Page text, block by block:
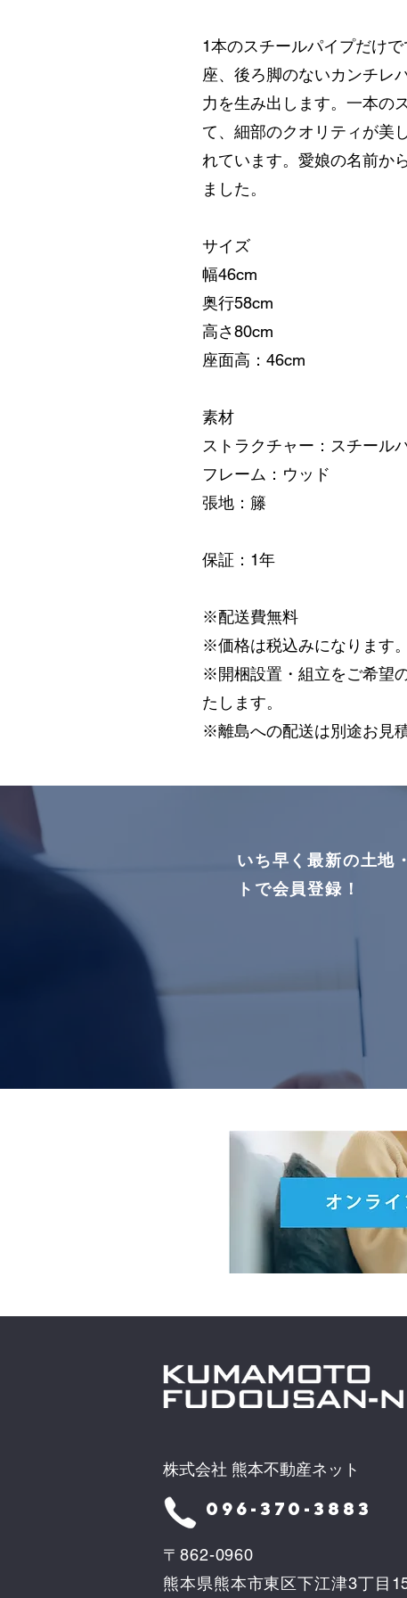
1本のスチールパイプだけ
座、後ろ脚のないカンチレ
力を生み出します。一本の
て、細部のクオリティが美
れています。愛娘の名前か
ました。
サイズ
幅46cm
奥行58cm
高さ80cm
座面高：46cm
素材
ストラクチャー：スチール
フレーム：ウッド
張地：籐
保証：1年
※配送費無料
※価格は税込みになります。
※開梱設置・組立をご希望
たします。
※離島への配送は別途お見
いち早く最新の土地
トで会員登録！
株式会社 熊本不動産ネット
096-370-3883
〒862-0960
熊本県熊本市東区下江津3丁目